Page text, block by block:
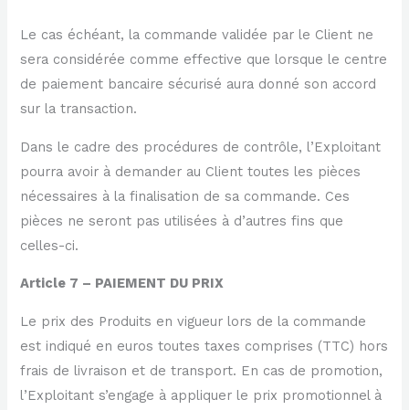
Le cas échéant, la commande validée par le Client ne
sera considérée comme effective que lorsque le centre
de paiement bancaire sécurisé aura donné son accord
sur la transaction.
Dans le cadre des procédures de contrôle, l’Exploitant
pourra avoir à demander au Client toutes les pièces
nécessaires à la finalisation de sa commande. Ces
pièces ne seront pas utilisées à d’autres fins que
celles-ci.
Article 7 – PAIEMENT DU PRIX
Le prix des Produits en vigueur lors de la commande
est indiqué en euros toutes taxes comprises (TTC) hors
frais de livraison et de transport. En cas de promotion,
l’Exploitant s’engage à appliquer le prix promotionnel à